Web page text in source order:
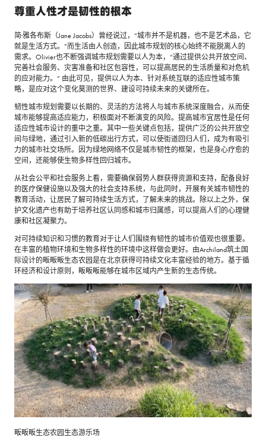
尊重人性才是韧性的根本
简·雅各布斯（Jane Jacobs）曾经说过，“城市并不是机器，也不是艺术品，它
就是生活方式。”而生活由人创造，因此城市规划的核心始终不能脱离人的
需求。Olivier也不断强调城市规划需要以人为本，“通过提供公共开放空间、
完善社会服务、灾害准备和社区包容性，可以提高居民的生活质量和对危机
的应对能力。” 由此可见，提供以人为本、针对系统互联的适应性城市策
略，是应对这个变化莫测的世界、建设可持续未来的关键所在。
韧性城市规划需要以长期的、灵活的方法将人与城市系统深度融合，从而使
城市能够提高适应能力，积极面对不断演变的风险。提高城市宜居性是任何
适应性城市设计的重中之重。其中一些关键点包括，提供广泛的公共开放空
间与绿地，通过引入新的低碳出行方式，可以使街道回归人们，成为有吸引
力的城市社交场所。因为绿地网络不仅是城市韧性的框架，也是身心疗愈的
空间，还能够使生物多样性回归城市。
从社会公平和社会服务上看，需要确保弱势人群获得资源和支持，配备良好
的医疗保健设施以及强大的社会支持系统，与此同时，开展有关城市韧性的
教育活动，让居民了解可持续生活方式，了解未来的挑战。除以上之外，保
护文化遗产也有助于培养社区认同感和城市归属感，可以提高人们的心理健
康和社区凝聚力。
对可持续知识和习惯的教育对于让人们围绕有韧性的城市价值观也很重要。
在丰富的植物环境和生物多样性的环境中这样做会更好。由Archiland筑土国
际设计的畈畈畈生态农园是在北京获得可持续文化丰富经验的地方。基于循
环经济和设计原则，畈畈畈能够在城市区域内产生新的生态传统。
畈畈畈生态农园生态游乐场